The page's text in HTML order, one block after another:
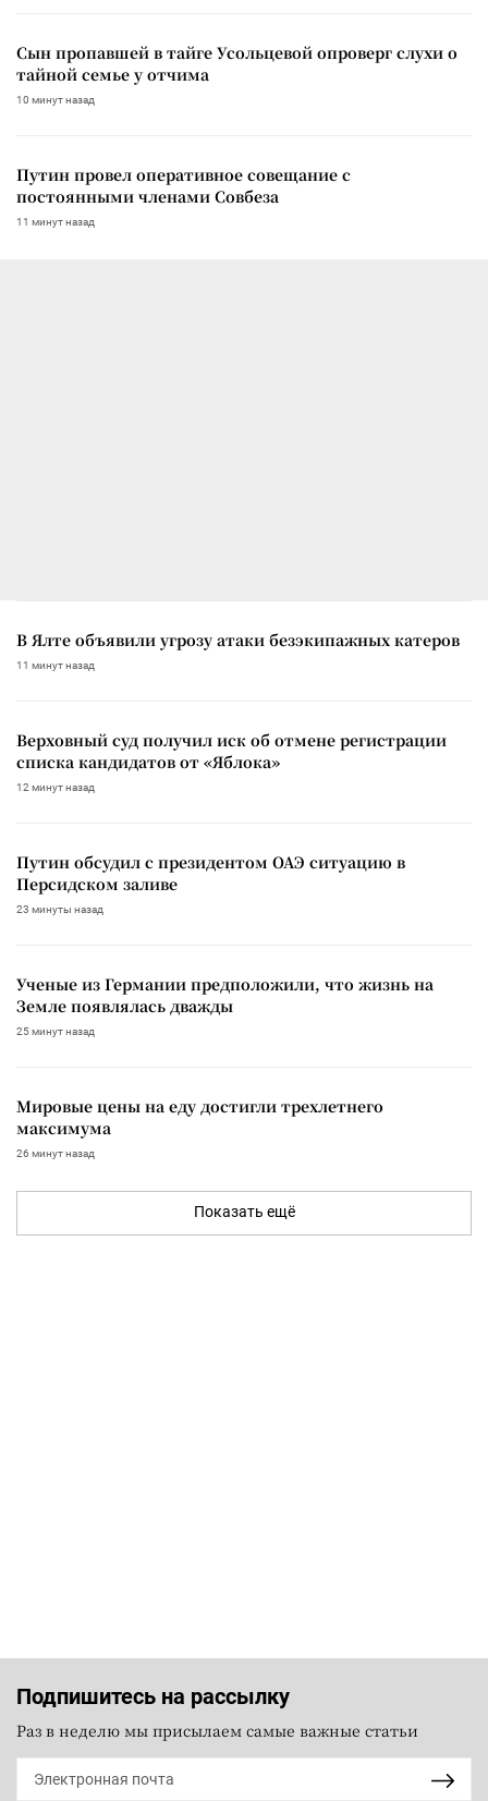
Сын пропавшей в тайге Усольцевой опроверг слухи о
тайной семье у отчима
10 минут назад
Путин провел оперативное совещание с
постоянными членами Совбеза
11 минут назад
В Ялте объявили угрозу атаки безэкипажных катеров
11 минут назад
Верховный суд получил иск об отмене регистрации
списка кандидатов от «Яблока»
12 минут назад
Путин обсудил с президентом ОАЭ ситуацию в
Персидском заливе
23 минуты назад
Ученые из Германии предположили, что жизнь на
Земле появлялась дважды
25 минут назад
Мировые цены на еду достигли трехлетнего
максимума
26 минут назад
Показать ещё
Подпишитесь на рассылку
Раз в неделю мы присылаем самые важные статьи